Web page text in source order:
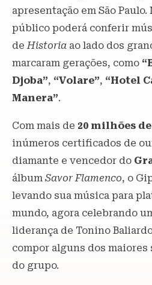
apresentação em São
público poderá conferir
deHistoria ao lado dos
marcaram gerações, como
Djoba”, “Volare”, “Hotel
Manera”.
Com mais de 20 milhões
inúmeros certificados de
diamante e vencedor do
álbum Savor Flamenco, o
levando sua música para
mundo, agora celebrando
liderança de Tonino
compor alguns dos
do grupo.